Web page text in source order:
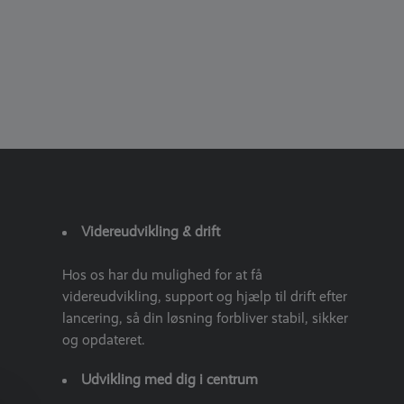
Videreudvikling & drift
Hos os har du mulighed for at få
videreudvikling, support og hjælp til drift efter
lancering, så din løsning forbliver stabil, sikker
og opdateret.
Udvikling med dig i centrum